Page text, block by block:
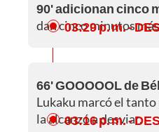
90' adicionan cinco
dan cinco minutos
03:29 p. m.-
66' GOOOOOL de
Lukaku marcó el
la alcanzó a desviar.
03:16 p. m.-